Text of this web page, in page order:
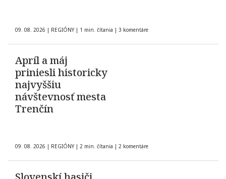
09. 08. 2026 | REGIÓNY | 1 min. čítania | 3 komentáre
Apríl a máj
priniesli historicky
najvyššiu
návštevnosť mesta
Trenčín
09. 08. 2026 | REGIÓNY | 2 min. čítania | 2 komentáre